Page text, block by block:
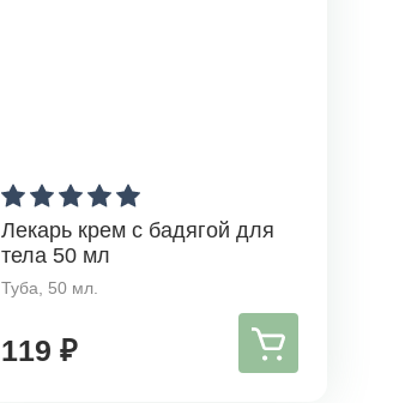
Лекарь крем с бадягой для
тела 50 мл
Туба, 50 мл.
119 ₽